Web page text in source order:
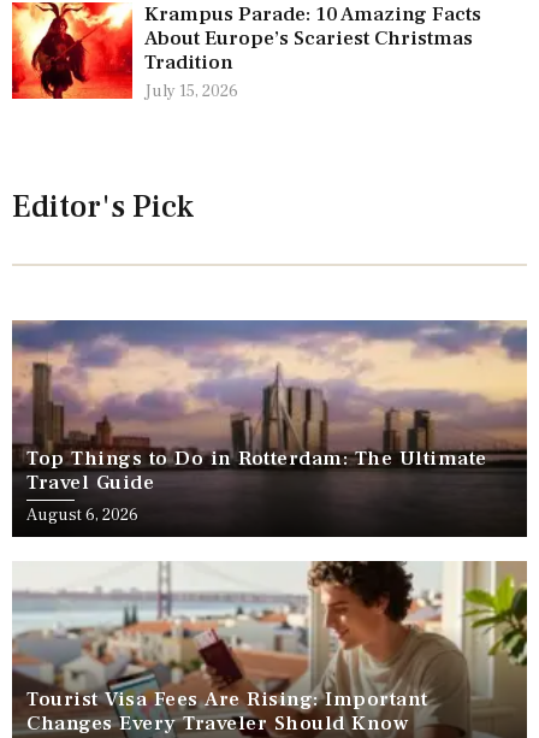
Krampus Parade: 10 Amazing Facts
About Europe’s Scariest Christmas
Tradition
July 15, 2026
Editor's Pick
Top Things to Do in Rotterdam: The Ultimate
Travel Guide
August 6, 2026
Tourist Visa Fees Are Rising: Important
Changes Every Traveler Should Know